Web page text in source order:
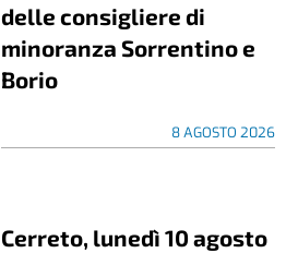
delle consigliere di
minoranza Sorrentino e
Borio
8 AGOSTO 2026
Cerreto, lunedì 10 agosto